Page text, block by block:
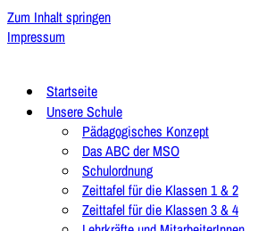
Zum Inhalt springen
Impressum
Startseite
Unsere Schule
Pädagogisches Konzept
Das ABC der MSO
Schulordnung
Zeittafel für die Klassen 1 & 2
Zeittafel für die Klassen 3 & 4